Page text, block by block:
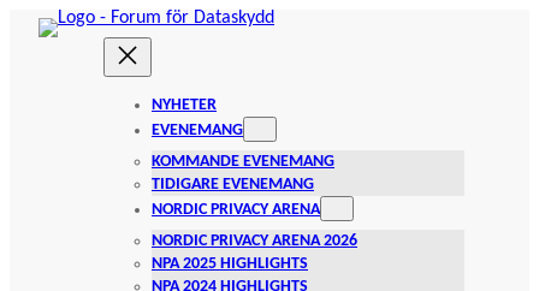
Hoppa
NYHETER
EVENEMANG
KOMMANDE EVENEMANG
TIDIGARE EVENEMANG
NORDIC PRIVACY ARENA
NORDIC PRIVACY ARENA 2026
NPA 2025 HIGHLIGHTS
NPA 2024 HIGHLIGHTS